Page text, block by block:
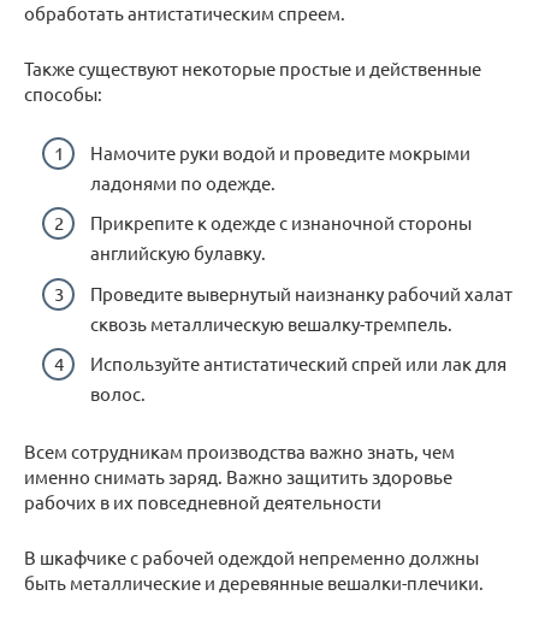
обработать антистатическим спреем.
Также существуют некоторые простые и действенные
способы:
Намочите руки водой и проведите мокрыми
ладонями по одежде.
Прикрепите к одежде с изнаночной стороны
английскую булавку.
Проведите вывернутый наизнанку рабочий халат
сквозь металлическую вешалку-тремпель.
Используйте антистатический спрей или лак для
волос.
Всем сотрудникам производства важно знать, чем
именно снимать заряд. Важно защитить здоровье
рабочих в их повседневной деятельности
В шкафчике с рабочей одеждой непременно должны
быть металлические и деревянные вешалки-плечики.